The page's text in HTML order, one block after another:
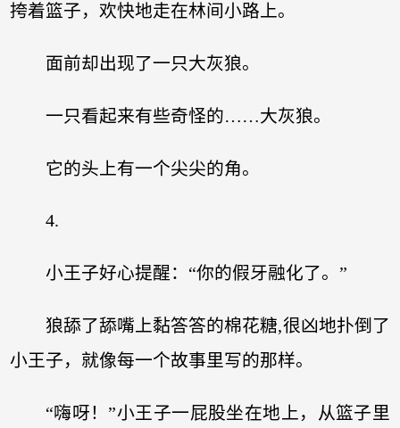
挎着篮子，欢快地走在林间小路上。
面前却出现了一只大灰狼。
一只看起来有些奇怪的……大灰狼。
它的头上有一个尖尖的角。
4.
小王子好心提醒：“你的假牙融化了。”
狼舔了舔嘴上黏答答的棉花糖,很凶地扑倒了
小王子，就像每一个故事里写的那样。
“嗨呀！”小王子一屁股坐在地上，从篮子里